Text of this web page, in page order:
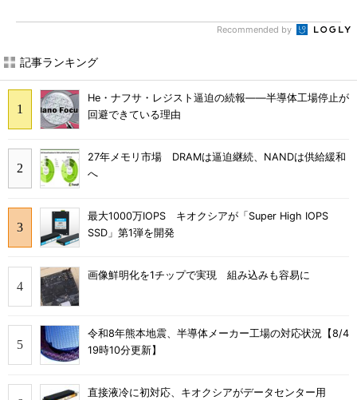
Recommended by
記事ランキング
He・ナフサ・レジスト逼迫の続報――半導体工場停止が
回避できている理由
27年メモリ市場 DRAMは逼迫継続、NANDは供給緩和
へ
最大1000万IOPS キオクシアが「Super High IOPS
SSD」第1弾を開発
画像鮮明化を1チップで実現 組み込みも容易に
令和8年熊本地震、半導体メーカー工場の対応状況【8/4
19時10分更新】
直接液冷に初対応、キオクシアがデータセンター用